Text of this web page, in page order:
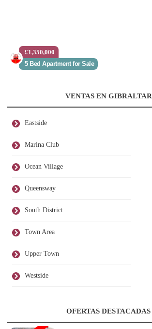
£1,350,000
5 Bed Apartment for Sale
VENTAS EN GIBRALTAR
Eastside
Marina Club
Ocean Village
Queensway
South District
Town Area
Upper Town
Westside
OFERTAS DESTACADAS